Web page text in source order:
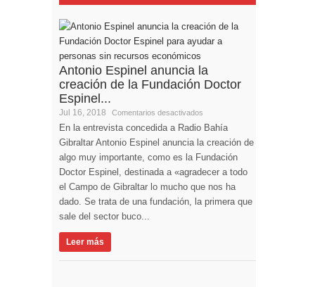
Antonio Espinel anuncia la
creación de la Fundación Doctor
Espinel...
Jul 16, 2018 Comentarios desactivados
En la entrevista concedida a Radio Bahía
Gibraltar Antonio Espinel anuncia la creación de
algo muy importante, como es la Fundación
Doctor Espinel, destinada a «agradecer a todo
el Campo de Gibraltar lo mucho que nos ha
dado. Se trata de una fundación, la primera que
sale del sector buco...
Leer más